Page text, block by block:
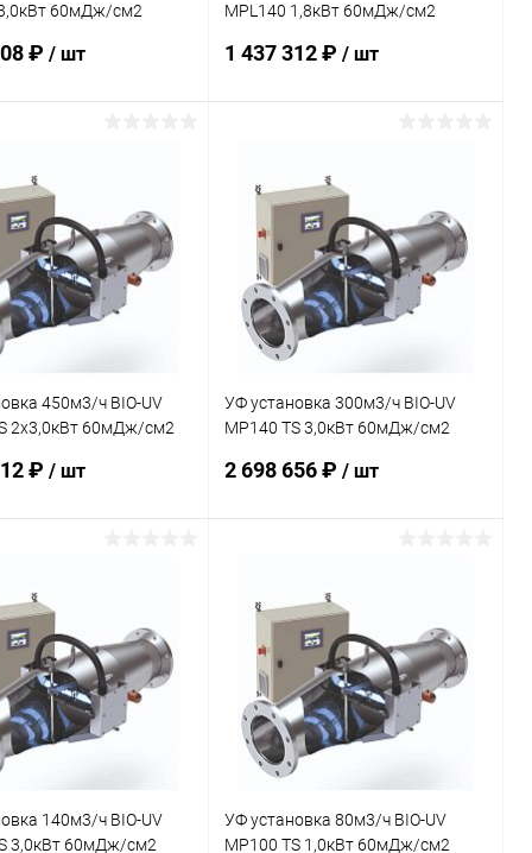
60мДж/см2
₽ / шт
В наличии
MPL140 1,8кВт 60мДж/см2
1 437 312 ₽/ шт
В избранное
К сравнению В наличии
450м3/ч BIO-UV
2х3,0кВт 60мДж/см2
₽ / шт
Под заказ
УФ установка 300м3/ч BIO-UV
MP140 TS 3,0кВт 60мДж/см2
2 698 656 ₽/ шт
В избранное
К сравнению В наличии
140м3/ч BIO-UV
3,0кВт 60мДж/см2
УФ установка 80м3/ч BIO-UV
MP100 TS 1,0кВт 60мДж/см2